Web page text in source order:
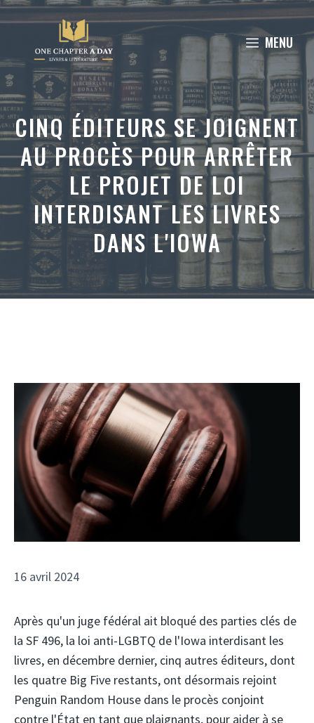
Aller
au
contenu
MENU
CINQ ÉDITEURS SE JOIGNENT
AU PROCÈS POUR ARRÊTER
LE PROJET DE LOI
INTERDISANT LES LIVRES
DANS L'IOWA
16 avril 2024
Après qu'un juge fédéral ait bloqué des parties clés de
la SF 496, la loi anti-LGBTQ de l'Iowa interdisant les
livres, en décembre dernier, cinq autres éditeurs, dont
les quatre Big Five restants, ont désormais rejoint
Penguin Random House dans le procès conjoint
contre l'État en tant que plaignants, pour aider à se